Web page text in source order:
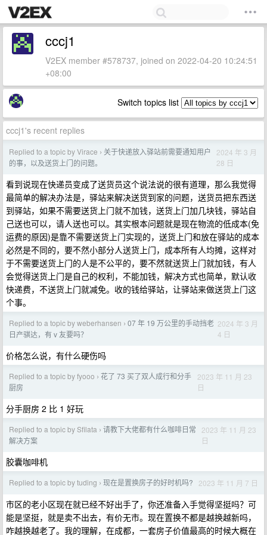
cccj1
V2EX member #578737, joined on 2022-04-20 10:24:51
+08:00
Switch topics list
cccj1's recent replies
Replied to a topic by Virace › 关于快递放入驿站前需要通知用户
的事，以及送货上门的问题。
2024 年 3 月
28 日
看到说现在快递员变成了送货员这个说法说的很有道理，那么我觉得
最简单的解决办法是，驿站来解决送货到家的问题，送货员把东西送
到驿站，如果不需要送货上门就不加钱，送货上门加几块钱，驿站自
己送也可以，请人送也可以。其实根本问题就是现在物流的低成本(免
运费的原因)是靠不需要送货上门实现的，送货上门和放在驿站的成本
必然是不同的，要不然小部分人送货上门，成本所有人均摊，这样对
于不需要送货上门的人是不公平的，要不然就送货上门就加钱，有人
会觉得送货上门是自己的权利，不能加钱，解决方式也简单，默认收
快递费，不送货上门就减免。收的钱给驿站，让驿站来做送货上门这
个事。
Replied to a topic by weberhansen › 07 年 19 万公里的手动挡老
日产骐达，有 v 友要吗？
2024 年 3 月
4 日
价格怎么说，有什么硬伤吗
Replied to a topic by fyooo › 花了 73 买了双人成行和分手
厨房
2023 年 11 月 23
日
分手厨房 2 比 1 好玩
Replied to a topic by Sfilata › 请教下大佬都有什么咖啡日常
解决方案
2023 年 11 月 23
日
胶囊咖啡机
Replied to a topic by tuding › 现在是置换房子的好时机吗? 2023 年 11 月 7 日
市区的老小区现在就已经不好出手了，你还准备入手觉得坚挺吗？可
能是坚挺，就是卖不出去，有价无市。现在置换不都是越换越新吗，
咋越换越老了。我的理解，在成都，一套房子价值最高的时候大概在